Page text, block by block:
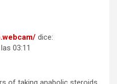
dice:
03:11